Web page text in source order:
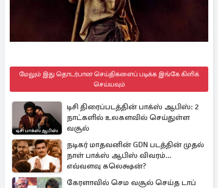
மேலும் இது தொடர்பான செய்திகளைப் படிக்க இங்கே கிளிக்
செய்யவும்
டிசி திரைப்படத்தின் பாக்ஸ் ஆபிஸ்: 2
நாட்களில் உலகளவில் செய்துள்ள
வசூல்
நடிகர் மாதவனின் GDN படத்தின் முதல்
நாள் பாக்ஸ் ஆபிஸ் விவரம்...
எவ்வளவு கலெக்ஷன்?
கேரளாவில் செம வசூல் செய்த டாப்